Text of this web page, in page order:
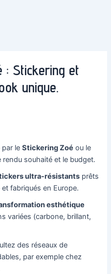
: Stickering et
unique.
par leStickering Zoé ou le
rendu souhaité et le budget.
ultra-résistants prêts
fabriqués en Europe.
esthétique
variées (carbone, brillant,
des réseaux de
par exemple chez